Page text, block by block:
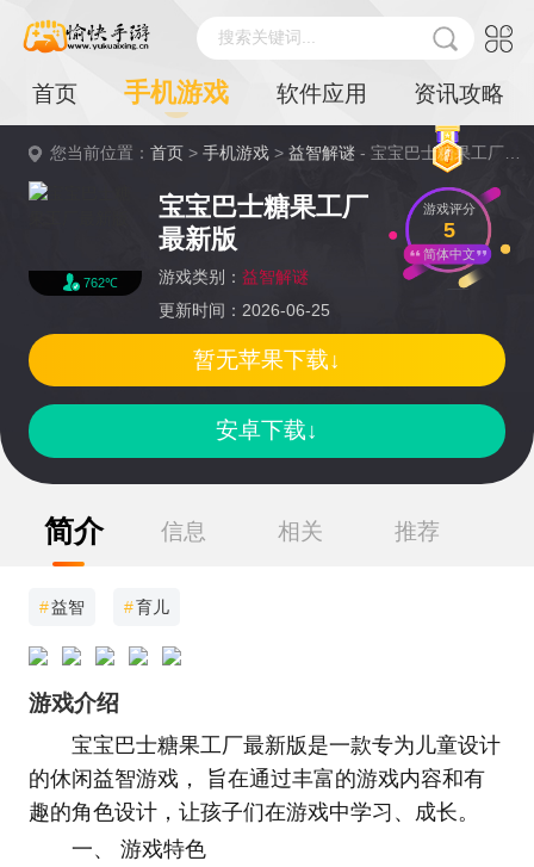
搜索关键词...
首页 手机游戏 软件应用 资讯攻略
您当前位置：首页 >手机游戏 >益智解谜 - 宝宝巴士糖果工厂最新版详情
762℃
宝宝巴士糖果工厂
最新版
游戏类别： 益智解谜
更新时间：2026-06-25
游戏评分
5
简体中文
安卓下载↓
暂无苹果下载↓
简介 信息 相关 推荐
#益智 #育儿
游戏介绍
宝宝巴士糖果工厂最新版是一款专为儿童设计
的休闲益智游戏， 旨在通过丰富的游戏内容和有
趣的角色设计，让孩子们在游戏中学习、成长。
一、 游戏特色